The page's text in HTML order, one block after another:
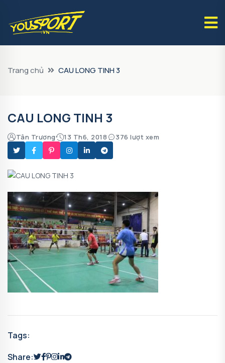
Trang chủ CAU LONG TINH 3
CAU LONG TINH 3
Tân Trương 13 Th6, 2018 376 lượt xem
Tags:
Share: